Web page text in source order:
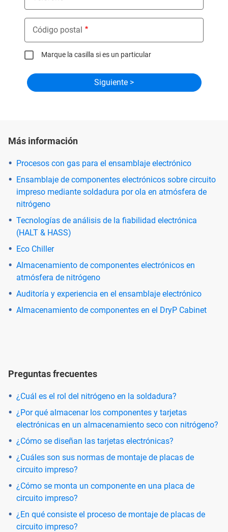
Código postal
Marque la casilla si es un particular
Más información
Procesos con gas para el ensamblaje electrónico
Ensamblaje de componentes electrónicos sobre circuito
impreso mediante soldadura por ola en atmósfera de
nitrógeno
Tecnologías de análisis de la fiabilidad electrónica
(HALT & HASS)
Eco Chiller
Almacenamiento de componentes electrónicos en
atmósfera de nitrógeno
Auditoría y experiencia en el ensamblaje electrónico
Almacenamiento de componentes en el DryP Cabinet
Preguntas frecuentes
¿Cuál es el rol del nitrógeno en la soldadura?
¿Por qué almacenar los componentes y tarjetas
electrónicas en un almacenamiento seco con nitrógeno?
¿Cómo se diseñan las tarjetas electrónicas?
¿Cuáles son sus normas de montaje de placas de
circuito impreso?
¿Cómo se monta un componente en una placa de
circuito impreso?
¿En qué consiste el proceso de montaje de placas de
circuito impreso?